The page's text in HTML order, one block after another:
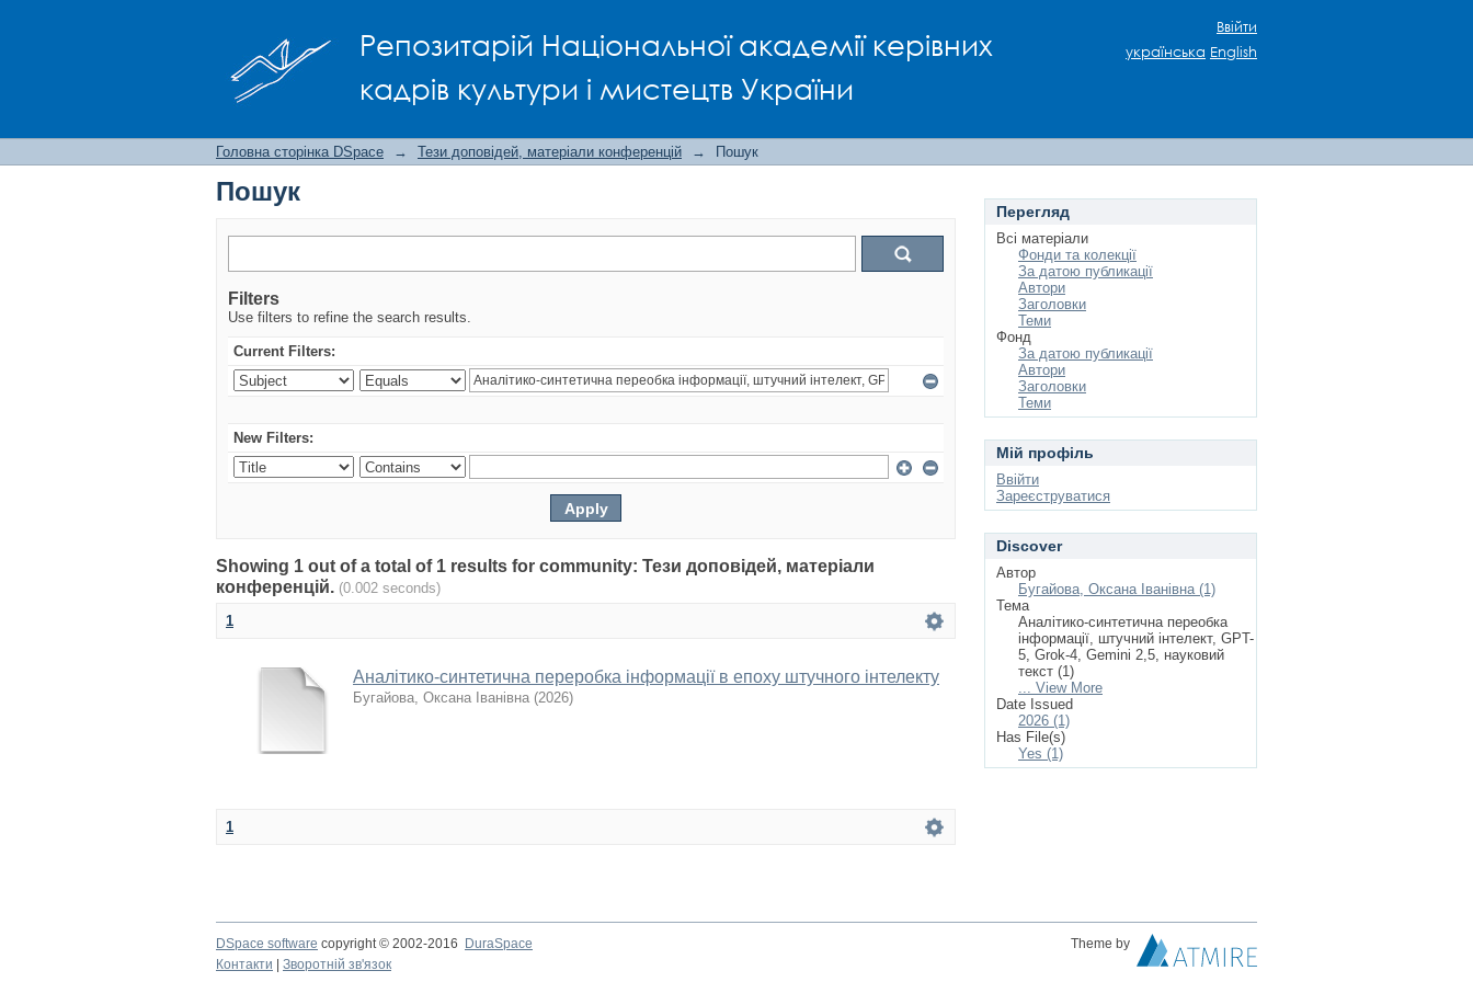
Репозитарій Національної академії керівних
кадрів культури і мистецтв України
Ввійти
українська English
Головна сторінка DSpace → Тези доповідей, матеріали конференцій → Пошук
Пошук
Filters
Use filters to refine the search results.
Current Filters:
New Filters:
Showing 1 out of a total of 1 results for community: Тези доповідей, матеріали
конференцій. (0.002 seconds)
1
Аналітико-синтетична переробка інформації в епоху штучного інтелекту
Бугайова, Оксана Іванівна (2026)
1
Перегляд
Всі матеріали
Фонди та колекції
За датою публикації
Автори
Заголовки
Теми
Фонд
За датою публикації
Автори
Заголовки
Теми
Мій профіль
Ввійти
Зареєструватися
Discover
Автор
Бугайова, Оксана Іванівна (1)
Тема
Аналітико-синтетична переобка
інформації, штучний інтелект, GPT-
5, Grok-4, Gemini 2,5, науковий
текст (1)
... View More
Date Issued
2026 (1)
Has File(s)
Yes (1)
DSpace software copyright © 2002-2016 DuraSpace
Theme by
Контакти
Зворотній зв'язок